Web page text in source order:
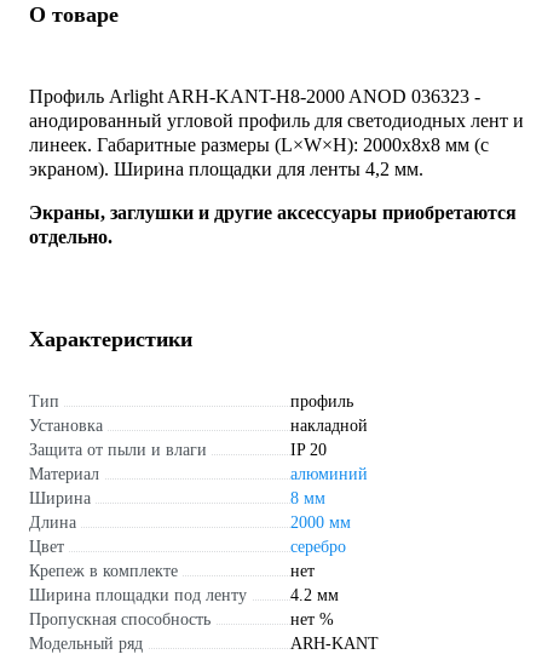
О товаре
Профиль Arlight ARH-KANT-H8-2000 ANOD 036323 -
анодированный угловой профиль для светодиодных лент и
линеек. Габаритные размеры (L×W×H): 2000x8x8 мм (с
экраном). Ширина площадки для ленты 4,2 мм.
Экраны, заглушки и другие аксессуары приобретаются
отдельно.
Характеристики
Тип
профиль
Установка
накладной
Защита от пыли и влаги
IP 20
Материал
алюминий
Ширина
8 мм
Длина
2000 мм
Цвет
серебро
Крепеж в комплекте
нет
Ширина площадки под ленту
4.2 мм
Пропускная способность
нет %
Модельный ряд
ARH-KANT